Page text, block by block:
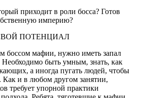
приходит в роли босса? Готов
империю?
ПОТЕНЦИАЛ
боссом мафии, нужно иметь запал
быть умным, знать, как
а иногда пугать людей, чтобы
Как и в любом другом занятии,
требует упорной практики